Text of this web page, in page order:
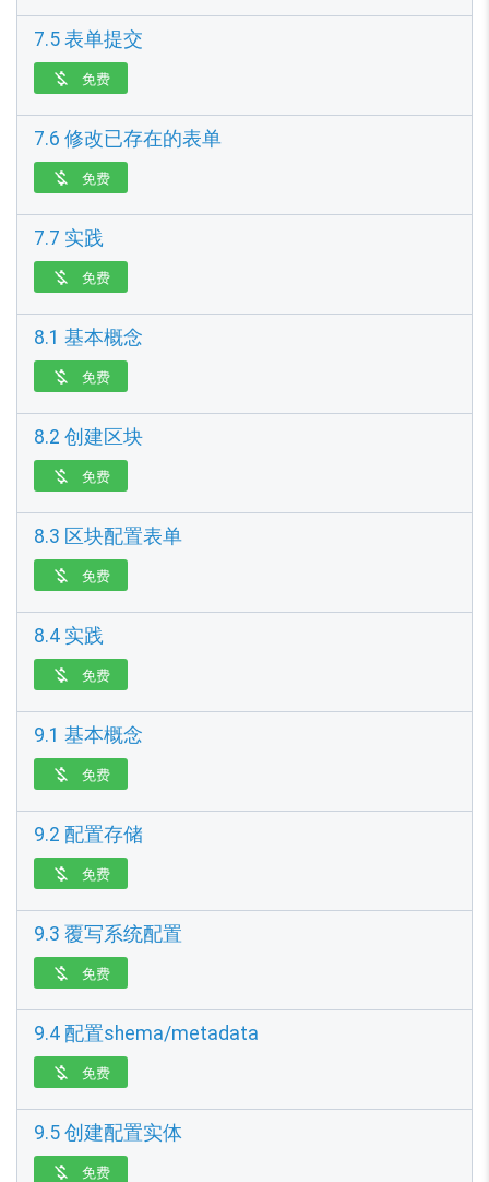
7.5 表单提交
 免费
7.6 修改已存在的表单
 免费
7.7 实践
 免费
8.1 基本概念
 免费
8.2 创建区块
 免费
8.3 区块配置表单
 免费
8.4 实践
 免费
9.1 基本概念
 免费
9.2 配置存储
 免费
9.3 覆写系统配置
 免费
9.4 配置shema/metadata
 免费
9.5 创建配置实体
 免费